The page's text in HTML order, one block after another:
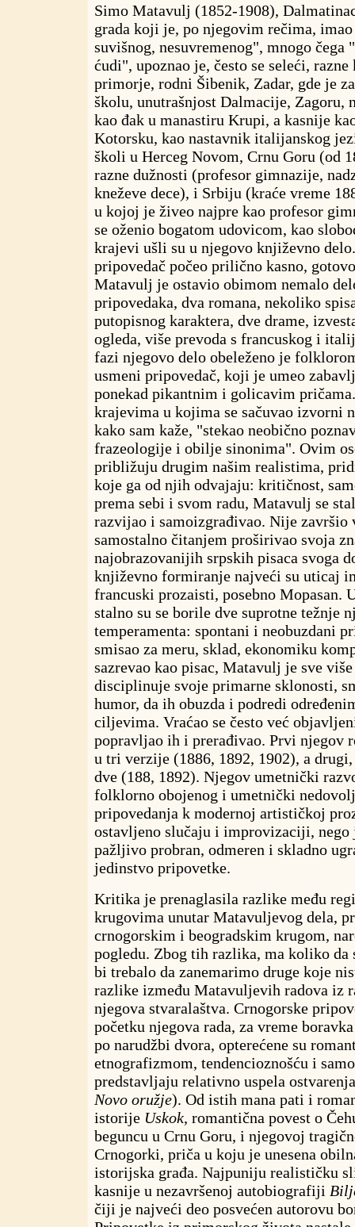
Simo Matavulj (1852-1908),
grada koji je, po njegovim rečima,
suvišnog, nesuvremenog", mnogo čega
ćudi", upoznao je, često se seleći,
primorje, rodni Šibenik, Zadar, gde je
školu, unutrašnjost Dalmacije, Zagoru,
kao đak u manastiru Krupi, a kasnije
Kotorsku, kao nastavnik italijanskog
školi u Herceg Novom, Crnu Goru (od
razne dužnosti (profesor gimnazije,
kneževe dece), i Srbiju (kraće vreme
u kojoj je živeo najpre kao profesor
se oženio bogatom udovicom, kao
krajevi ušli su u njegovo književno
pripovedač počeo prilično kasno,
Matavulj je ostavio obimom nemalo
pripovedaka, dva romana, nekoliko
putopisnog karaktera, dve drame,
ogleda, više prevoda s francuskog i
fazi njegovo delo obeleženo je
usmeni pripovedač, koji je umeo
ponekad pikantnim i golicavim
krajevima u kojima se sačuvao izvorni
kako sam kaže, "stekao neobično
frazeologije i obilje sinonima". Ovim
približuju drugim našim realistima,
koje ga od njih odvajaju: kritičnost,
prema sebi i svom radu, Matavulj se
razvijao i samoizgrađivao. Nije završio
samostalno čitanjem proširivao svoja
najobrazovanijih srpskih pisaca svoga
književno formiranje najveći su uticaj
francuski prozaisti, posebno Mopasan.
stalno su se borile dve suprotne težnje
temperamenta: spontani i neobuzdani
smisao za meru, sklad, ekonomiku
sazrevao kao pisac, Matavulj je sve
disciplinuje svoje primarne sklonosti,
humor, da ih obuzda i podredi
ciljevima. Vraćao se često već
popravljao ih i prerađivao. Prvi njegov
u tri verzije (1886, 1892, 1902), a
dve (188, 1892). Njegov umetnički
folklorno obojenog i umetnički
pripovedanja k modernoj artističkoj
ostavljeno slučaju i improvizaciji, nego
pažljivo probran, odmeren i skladno
jedinstvo pripovetke.
Kritika je prenaglasila razlike među
krugovima unutar Matavuljevog dela,
crnogorskim i beogradskim krugom,
pogledu. Zbog tih razlika, ma koliko da
bi trebalo da zanemarimo druge koje
razlike između Matavuljevih radova iz
njegova stvaralaštva. Crnogorske
početku njegova rada, za vreme
po narudžbi dvora, opterećene su
etnografizmom, tendencioznošću i
predstavljaju relativno uspela
Novo oružje). Od istih mana pati i
istorije Uskok, romantična povest o
beguncu u Crnu Goru, i njegovoj
Crnogorki, priča u koju je unesena
istorijska građa. Najpuniju realističku
kasnije u nezavršenoj autobiografiji
čiji je najveći deo posvećen autorovu